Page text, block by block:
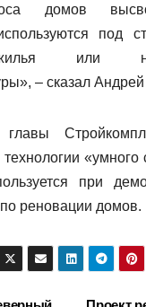
домов
под
или
– сказал
«умного
при
реновации домов.